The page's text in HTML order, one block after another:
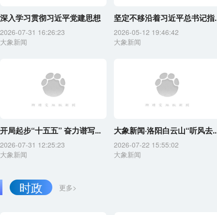
深入学习贯彻习近平党建思想
2026-07-31 16:26:23
大象新闻
坚定不移沿着习近平总书记指
2026-05-12 19:46:42
大象新闻
开局起步“十五五” 奋力谱写...
2026-07-31 12:25:23
大象新闻
大象新闻·洛阳白云山“听风去
2026-07-22 15:55:02
大象新闻
更多>
时政